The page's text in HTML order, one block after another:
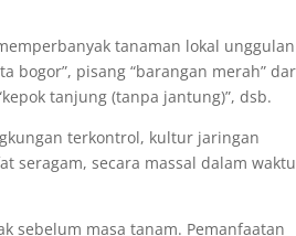
tanaman lokal unggulan
bogor”, pisang “barangan merah”
tanjung (tanpa jantung)”, dsb.
terkontrol, kultur jaringan
seragam, secara massal dalam waktu
sebelum masa tanam. Pemanfaatan